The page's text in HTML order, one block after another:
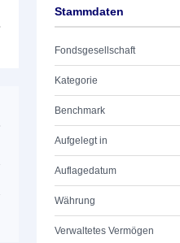
Stammdaten
Fondsgesellschaft
Kategorie
Benchmark
Aufgelegt in
Auflagedatum
Währung
Verwaltetes Vermögen